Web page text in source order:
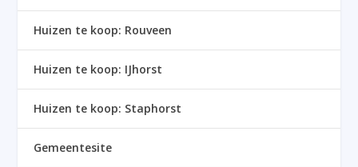
Huizen te koop: Rouveen
Huizen te koop: IJhorst
Huizen te koop: Staphorst
Gemeentesite